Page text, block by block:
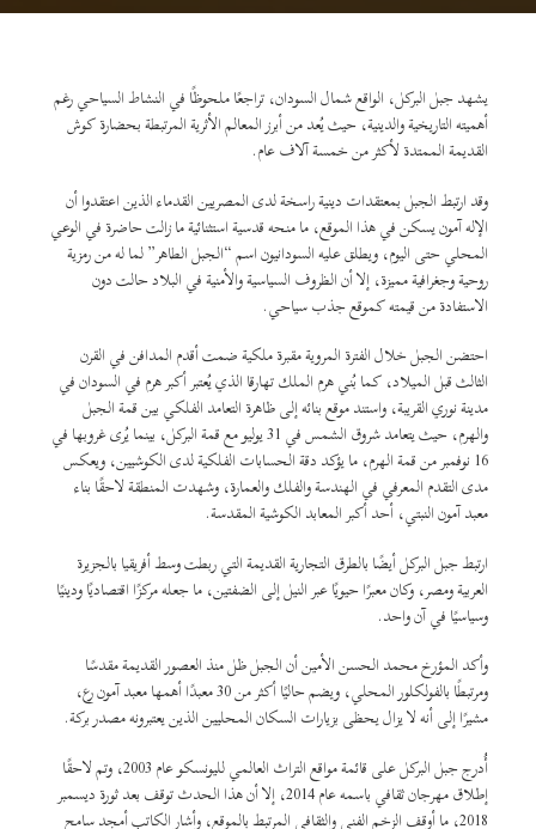
يشهد جبل البركل، الواقع شمال السودان، تراجعًا ملحوظًا في النشاط السياحي رغم
أهميته التاريخية والدينية، حيث يُعد من أبرز المعالم الأثرية المرتبطة بحضارة كوش
القديمة الممتدة لأكثر من خمسة آلاف عام.
وقد ارتبط الجبل بمعتقدات دينية راسخة لدى المصريين القدماء الذين اعتقدوا أن
الإله آمون يسكن في هذا الموقع، ما منحه قدسية استثنائية ما زالت حاضرة في الوعي
المحلي حتى اليوم، ويطلق عليه السودانيون اسم “الجبل الطاهر” لما له من رمزية
روحية وجغرافية مميزة، إلا أن الظروف السياسية والأمنية في البلاد حالت دون
الاستفادة من قيمته كموقع جذب سياحي.
احتضن الجبل خلال الفترة المروية مقبرة ملكية ضمت أقدم المدافن في القرن
الثالث قبل الميلاد، كما بُني هرم الملك تهارقا الذي يُعتبر أكبر هرم في السودان في
مدينة نوري القريبة، واستند موقع بنائه إلى ظاهرة التعامد الفلكي بين قمة الجبل
والهرم، حيث يتعامد شروق الشمس في 31 يوليو مع قمة البركل، بينما يُرى غروبها في
16 نوفمبر من قمة الهرم، ما يؤكد دقة الحسابات الفلكية لدى الكوشيين، ويعكس
مدى التقدم المعرفي في الهندسة والفلك والعمارة، وشهدت المنطقة لاحقًا بناء
معبد آمون النبتي، أحد أكبر المعابد الكوشية المقدسة.
ارتبط جبل البركل أيضًا بالطرق التجارية القديمة التي ربطت وسط أفريقيا بالجزيرة
العربية ومصر، وكان معبرًا حيويًا عبر النيل إلى الضفتين، ما جعله مركزًا اقتصاديًا ودينيًا
وسياسيًا في آن واحد.
وأكد المؤرخ محمد الحسن الأمين أن الجبل ظل منذ العصور القديمة مقدسًا
ومرتبطًا بالفولكلور المحلي، ويضم حاليًا أكثر من 30 معبدًا أهمها معبد آمون رع،
مشيرًا إلى أنه لا يزال يحظى بزيارات السكان المحليين الذين يعتبرونه مصدر بركة.
أُدرج جبل البركل على قائمة مواقع التراث العالمي لليونسكو عام 2003، وتم لاحقًا
إطلاق مهرجان ثقافي باسمه عام 2014، إلا أن هذا الحدث توقف بعد ثورة ديسمبر
2018، ما أوقف الزخم الفني والثقافي المرتبط بالموقع، وأشار الكاتب أمجد سامح